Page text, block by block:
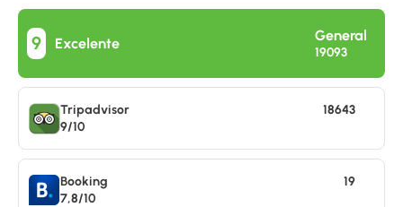
9 Excelente General
19093
Tripadvisor
9/10
18643
Booking
7,8/10
19